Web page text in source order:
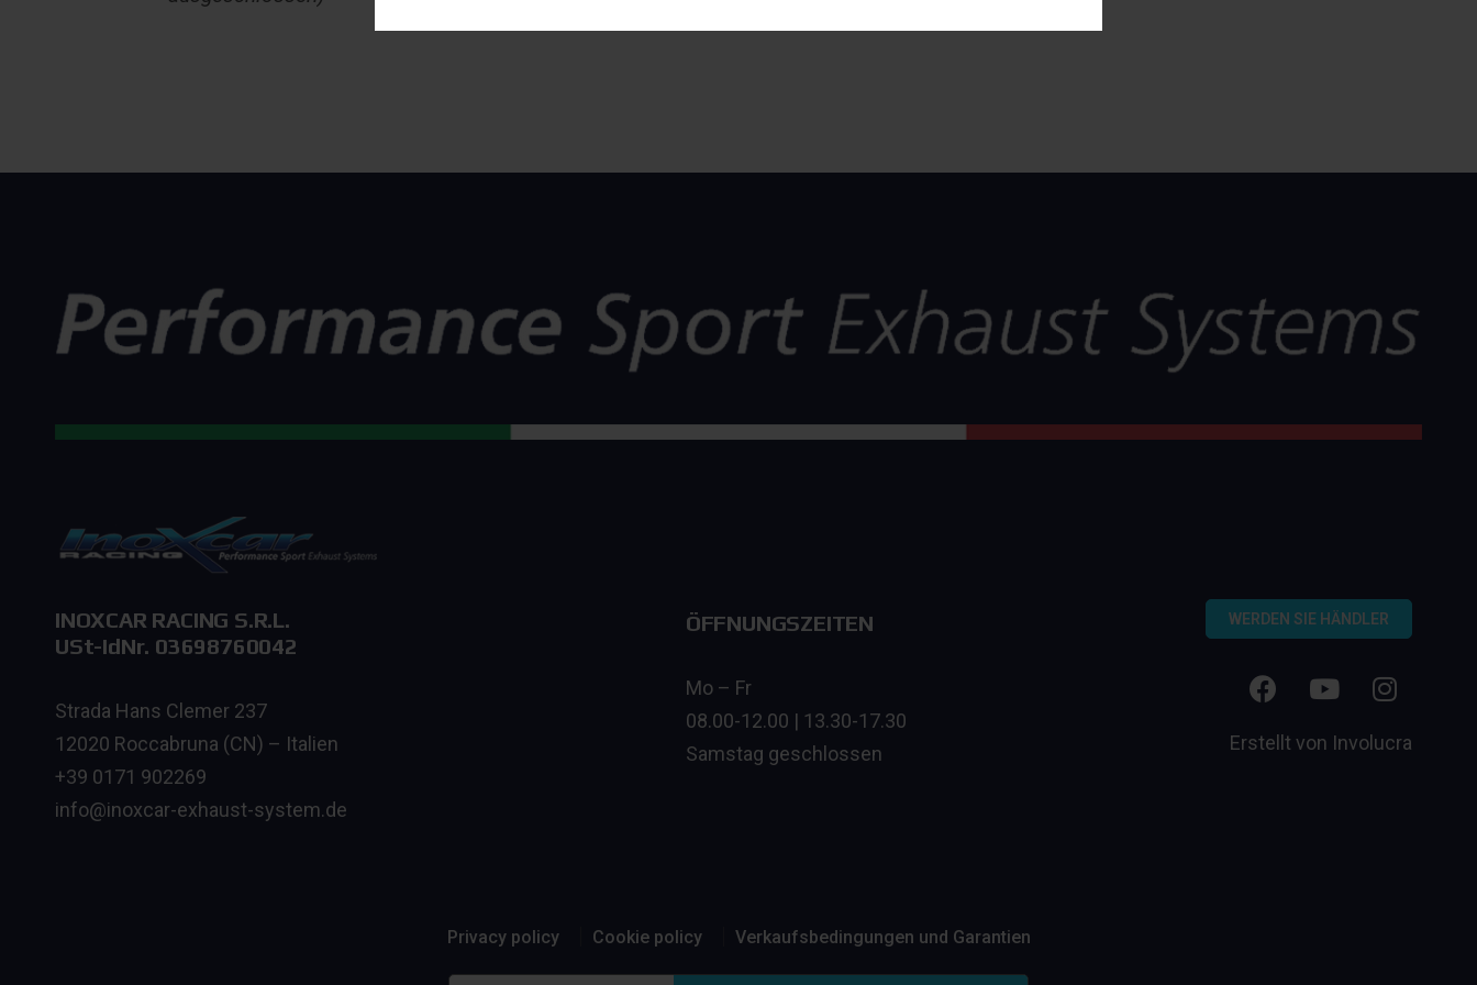
INOXCAR RACING S.R.L.
USt-IdNr. 03698760042
Strada Hans Clemer 237
12020 Roccabruna (CN) – Italien
+39 0171 902269
info@inoxcar-exhaust-system.de
ÖFFNUNGSZEITEN
Mo – Fr
08.00-12.00 | 13.30-17.30
Samstag geschlossen
WERDEN SIE HÄNDLER
Erstellt von Involucra
Privacy policy Cookie policy Verkaufsbedingungen und Garantien